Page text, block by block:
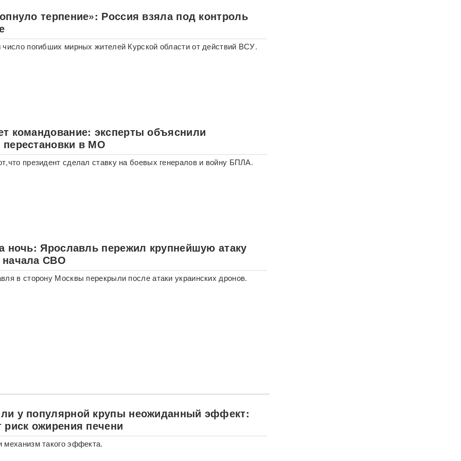
терпение»: Россия взяла под контроль
погибших мирных жителей Курской области от действий ВСУ.
командование: эксперты объяснили
в МО
президент сделал ставку на боевых генералов и войну БПЛА.
ночь: Ярославль пережил крупнейшую атаку
СВО
в сторону Москвы перекрыли после атаки украинских дронов.
у популярной крупы неожиданный эффект:
риск ожирения печени
механизм такого эффекта.